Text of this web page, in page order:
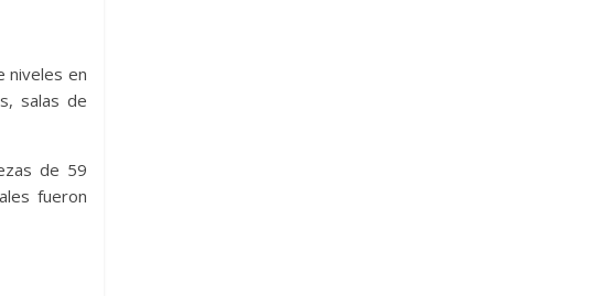
niveles en
salas de
de 59
fueron